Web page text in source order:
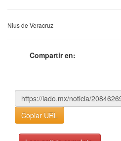
Nius de Veracruz
Compartir en:
Copiar URL